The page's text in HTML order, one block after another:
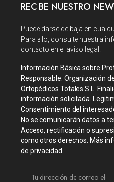
RECIBE NUESTRO
Puede darse de baja en
Para ello, consulte nuestra
contacto en el aviso legal.
Información Básica sobre
Responsable: Organización
Ortopédicos Totales S.L.
información solicitada.
Consentimiento del
No se comunicarán datos a
Acceso, rectificación o
como otros derechos. Más
de privacidad.